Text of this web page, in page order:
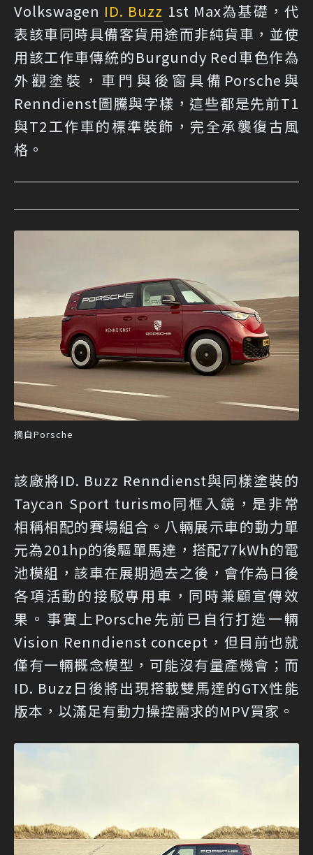
Volkswagen ID. Buzz 1st Max為基礎，代
表該車同時具備客貨用途而非純貨車，並使
用該工作車傳統的Burgundy Red車色作為
外觀塗裝，車門與後窗具備Porsche與
Renndienst圖騰與字樣，這些都是先前T1
與T2工作車的標準裝飾，完全承襲復古風
格。
摘自Porsche
該廠將ID. Buzz Renndienst與同樣塗裝的
Taycan Sport turismo同框入鏡，是非常
相稱相配的賽場組合。八輛展示車的動力單
元為201hp的後驅單馬達，搭配77kWh的電
池模組，該車在展期過去之後，會作為日後
各項活動的接駁專用車，同時兼顧宣傳效
果。事實上Porsche先前已自行打造一輛
Vision Renndienst concept，但目前也就
僅有一輛概念模型，可能沒有量產機會；而
ID. Buzz日後將出現搭載雙馬達的GTX性能
版本，以滿足有動力操控需求的MPV買家。